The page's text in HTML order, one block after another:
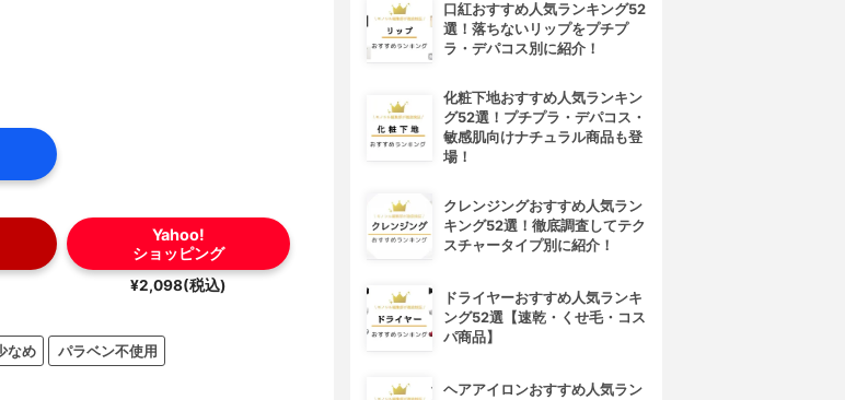
Yahoo!
ショッピング
¥2,098(税込)
なめ パラベン不使用
口紅おすすめ人気ランキング52
選！落ちないリップをプチプ
ラ・デパコス別に紹介！
化粧下地おすすめ人気ランキン
グ52選！プチプラ・デパコス・
敏感肌向けナチュラル商品も登
場！
クレンジングおすすめ人気ラン
キング52選！徹底調査してテク
スチャータイプ別に紹介！
ドライヤーおすすめ人気ランキ
ング52選【速乾・くせ毛・コス
パ商品】
ヘアアイロンおすすめ人気ラン